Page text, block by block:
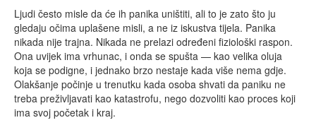
Ljudi često misle da će ih panika uništiti, ali to je zato što ju
gledaju očima uplašene misli, a ne iz iskustva tijela. Panika
nikada nije trajna. Nikada ne prelazi određeni fiziološki raspon.
Ona uvijek ima vrhunac, i onda se spušta — kao velika oluja
koja se podigne, i jednako brzo nestaje kada više nema gdje.
Olakšanje počinje u trenutku kada osoba shvati da paniku ne
treba preživljavati kao katastrofu, nego dozvoliti kao proces koji
ima svoj početak i kraj.